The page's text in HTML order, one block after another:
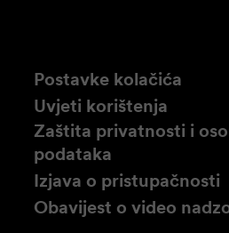
Postavke kolačića
Uvjeti korištenja
Zaštita privatnosti i
podataka
Izjava o pristupačnosti
Obavijest o video